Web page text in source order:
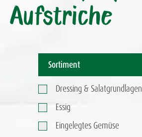
Aufstriche
Sortiment
Dressing & Salatgrundlagen
Essig
Eingelegtes Gemüse